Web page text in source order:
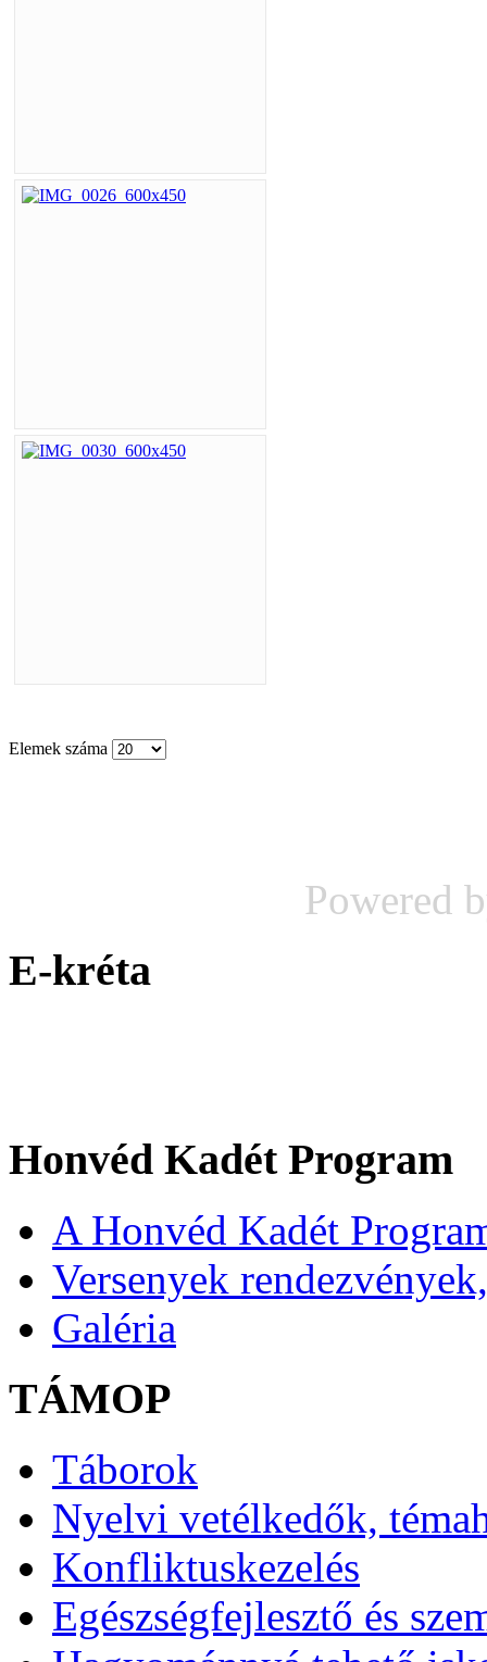
Elemek száma
Powered
E-kréta
Honvéd Kadét Program
A Honvéd Kadét
Versenyek
Galéria
TÁMOP
Táborok
Nyelvi vetélkedők,
Konfliktuskezelés
Egészségfejlesztő és